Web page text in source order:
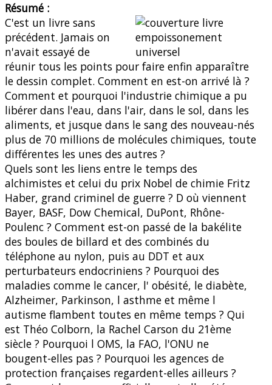
Résumé :
C'est un livre sans
précédent. Jamais on
n'avait essayé de
réunir tous les points pour faire enfin apparaître
le dessin complet. Comment en est-on arrivé là ?
Comment et pourquoi l'industrie chimique a pu
libérer dans l'eau, dans l'air, dans le sol, dans les
aliments, et jusque dans le sang des nouveau-nés
plus de 70 millions de molécules chimiques, toute
différentes les unes des autres ?
Quels sont les liens entre le temps des
alchimistes et celui du prix Nobel de chimie Fritz
Haber, grand criminel de guerre ? D où viennent
Bayer, BASF, Dow Chemical, DuPont, Rhône-
Poulenc ? Comment est-on passé de la bakélite
des boules de billard et des combinés du
téléphone au nylon, puis au DDT et aux
perturbateurs endocriniens ? Pourquoi des
maladies comme le cancer, l' obésité, le diabète,
Alzheimer, Parkinson, l asthme et même l
autisme flambent toutes en même temps ? Qui
est Théo Colborn, la Rachel Carson du 21ème
siècle ? Pourquoi l OMS, la FAO, l'ONU ne
bougent-elles pas ? Pourquoi les agences de
protection françaises regardent-elles ailleurs ?